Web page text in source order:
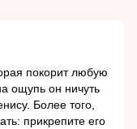
покорит любую
ощупь он ничуть
Более того,
прикрепите его